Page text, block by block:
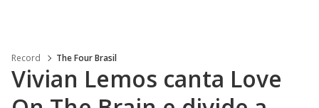
Record The Four Brasil
Vivian Lemos canta Love